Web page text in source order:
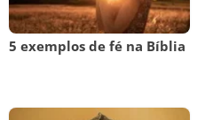
5 exemplos de fé na Bíblia